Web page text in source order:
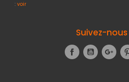
: voir
Suivez-
Facebook